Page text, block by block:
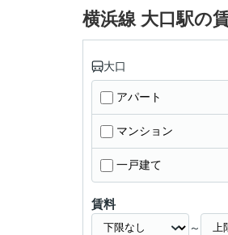
横浜線 大口駅の
大口
アパート
マンション
一戸建て
賃料
～